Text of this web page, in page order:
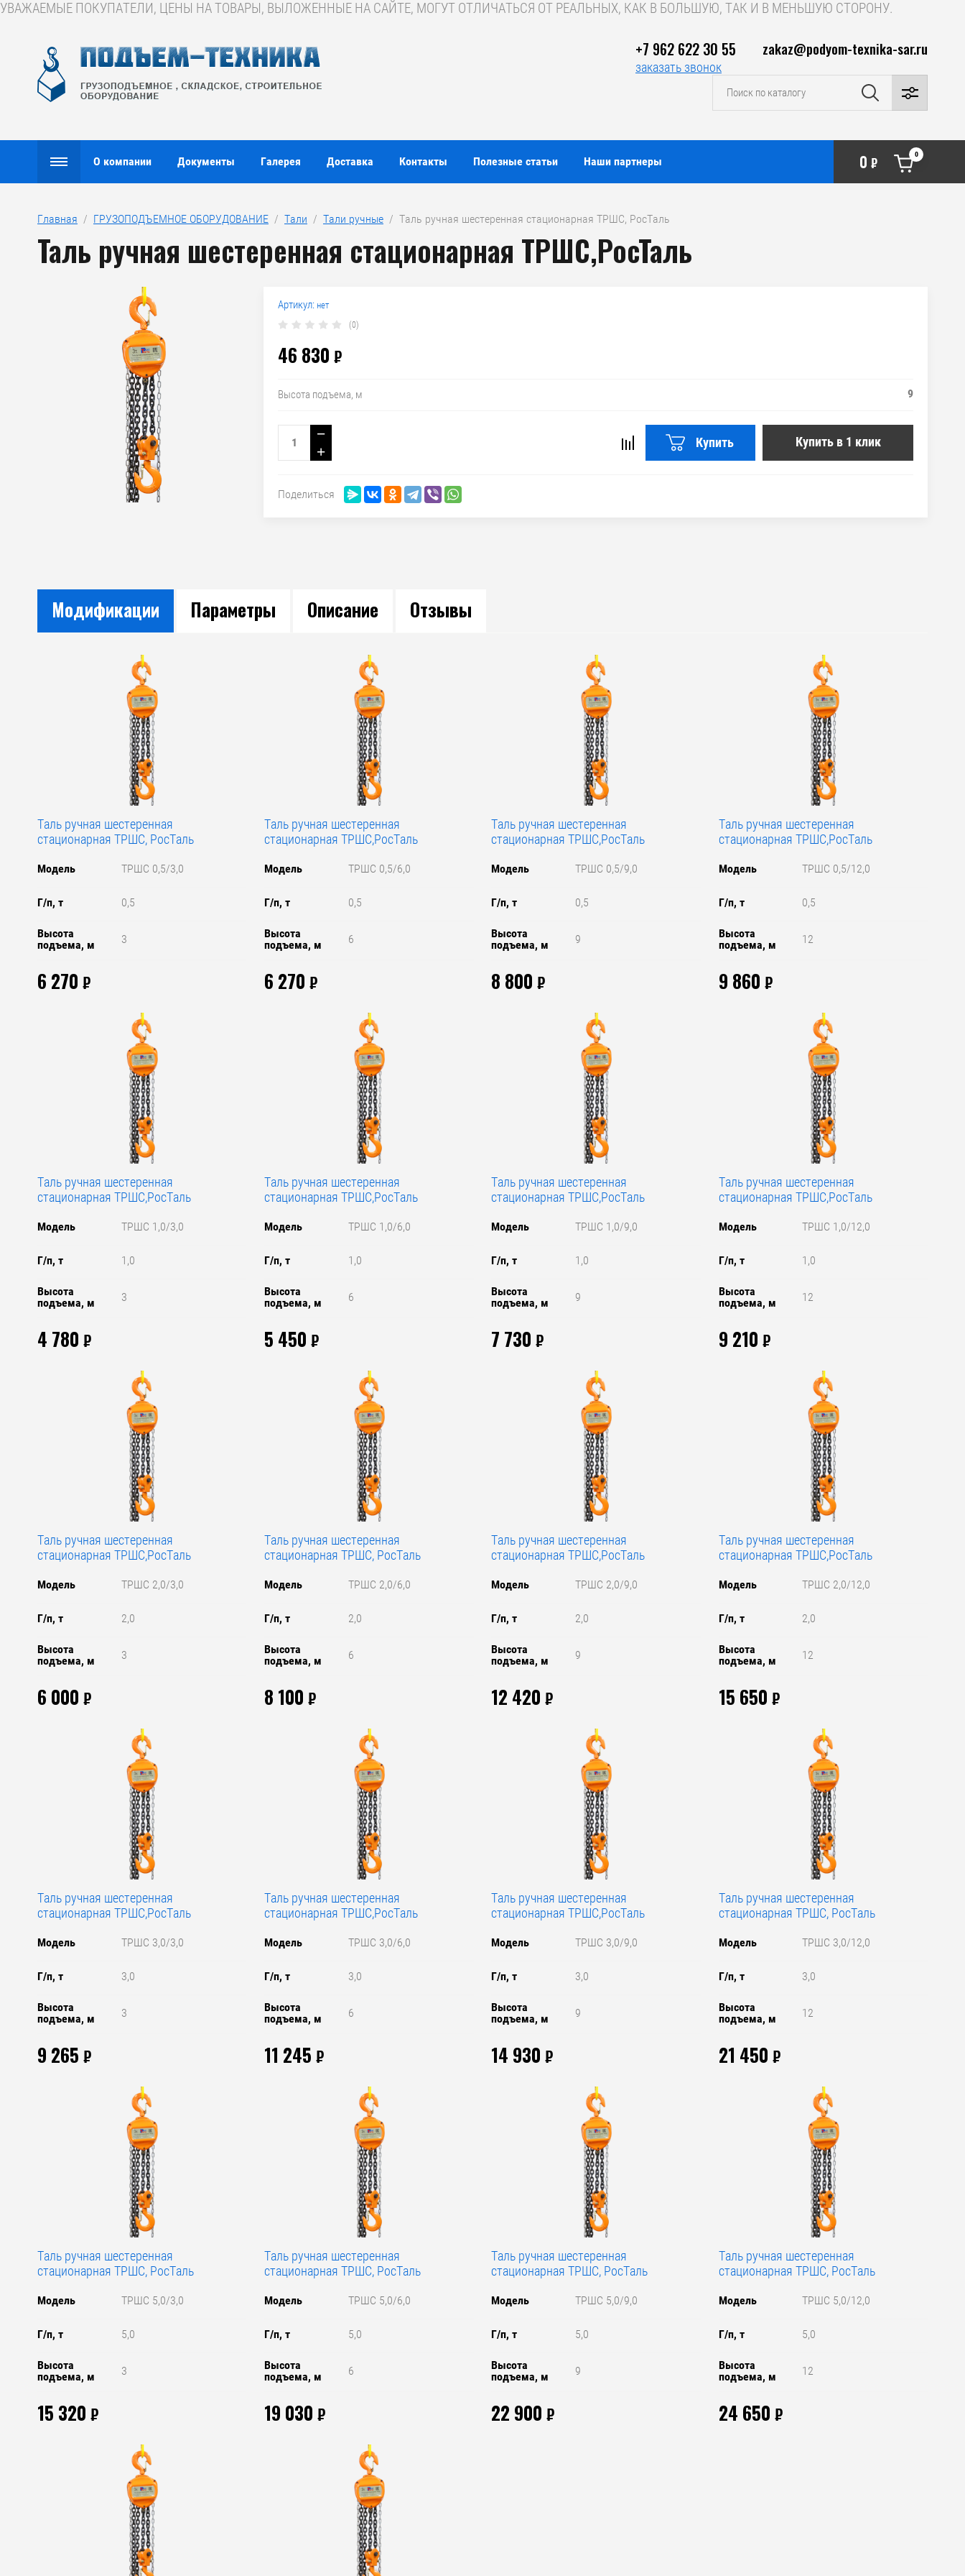
УВАЖАЕМЫЕ ПОКУПАТЕЛИ, ЦЕНЫ НА ТОВАРЫ, ВЫЛОЖЕННЫЕ НА САЙТЕ, МОГУТ ОТЛИЧАТЬСЯ ОТ РЕАЛЬНЫХ, КАК В БОЛЬШУЮ, ТАК И В МЕНЬШУЮ СТОРОНУ.
О компании Документы Галерея Доставка Контакты Полезные статьи Наши партнеры 0 ₽
0
+7 962 622 30 55
заказать звонок
zakaz@podyom-texnika-sar.ru
Главная
  /
ГРУЗОПОДЪЕМНОЕ ОБОРУДОВАНИЕ
  /
Тали
  /
Тали ручные
  /  Таль ручная шестеренная стационарная ТРШС, РосТаль
Таль ручная шестеренная стационарная ТРШС,РосТаль
Артикул: нет
(0)
46 830 ₽
Высота подъема, м 9
−
+
Купить Купить в 1 клик
Поделиться
Модификации Параметры Описание Отзывы
Таль ручная шестеренная
стационарная ТРШС, РосТаль
Модель ТРШС 0,5/3,0
Г/п, т 0,5
Высота
подъема, м
3
6 270 ₽
Таль ручная шестеренная
стационарная ТРШС,РосТаль
Модель ТРШС 0,5/6,0
Г/п, т 0,5
Высота
подъема, м
6
6 270 ₽
Таль ручная шестеренная
стационарная ТРШС,РосТаль
Модель ТРШС 0,5/9,0
Г/п, т 0,5
Высота
подъема, м
9
8 800 ₽
Таль ручная шестеренная
стационарная ТРШС,РосТаль
Модель ТРШС 0,5/12,0
Г/п, т 0,5
Высота
подъема, м
12
9 860 ₽
Таль ручная шестеренная
стационарная ТРШС,РосТаль
Модель ТРШС 1,0/3,0
Г/п, т 1,0
Высота
подъема, м
3
4 780 ₽
Таль ручная шестеренная
стационарная ТРШС,РосТаль
Модель ТРШС 1,0/6,0
Г/п, т 1,0
Высота
подъема, м
6
5 450 ₽
Таль ручная шестеренная
стационарная ТРШС,РосТаль
Модель ТРШС 1,0/9,0
Г/п, т 1,0
Высота
подъема, м
9
7 730 ₽
Таль ручная шестеренная
стационарная ТРШС,РосТаль
Модель ТРШС 1,0/12,0
Г/п, т 1,0
Высота
подъема, м
12
9 210 ₽
Таль ручная шестеренная
стационарная ТРШС,РосТаль
Модель ТРШС 2,0/3,0
Г/п, т 2,0
Высота
подъема, м
3
6 000 ₽
Таль ручная шестеренная
стационарная ТРШС, РосТаль
Модель ТРШС 2,0/6,0
Г/п, т 2,0
Высота
подъема, м
6
8 100 ₽
Таль ручная шестеренная
стационарная ТРШС,РосТаль
Модель ТРШС 2,0/9,0
Г/п, т 2,0
Высота
подъема, м
9
12 420 ₽
Таль ручная шестеренная
стационарная ТРШС,РосТаль
Модель ТРШС 2,0/12,0
Г/п, т 2,0
Высота
подъема, м
12
15 650 ₽
Таль ручная шестеренная
стационарная ТРШС,РосТаль
Модель ТРШС 3,0/3,0
Г/п, т 3,0
Высота
подъема, м
3
9 265 ₽
Таль ручная шестеренная
стационарная ТРШС,РосТаль
Модель ТРШС 3,0/6,0
Г/п, т 3,0
Высота
подъема, м
6
11 245 ₽
Таль ручная шестеренная
стационарная ТРШС,РосТаль
Модель ТРШС 3,0/9,0
Г/п, т 3,0
Высота
подъема, м
9
14 930 ₽
Таль ручная шестеренная
стационарная ТРШС, РосТаль
Модель ТРШС 3,0/12,0
Г/п, т 3,0
Высота
подъема, м
12
21 450 ₽
Таль ручная шестеренная
стационарная ТРШС, РосТаль
Модель ТРШС 5,0/3,0
Г/п, т 5,0
Высота
подъема, м
3
15 320 ₽
Таль ручная шестеренная
стационарная ТРШС, РосТаль
Модель ТРШС 5,0/6,0
Г/п, т 5,0
Высота
подъема, м
6
19 030 ₽
Таль ручная шестеренная
стационарная ТРШС, РосТаль
Модель ТРШС 5,0/9,0
Г/п, т 5,0
Высота
подъема, м
9
22 900 ₽
Таль ручная шестеренная
стационарная ТРШС, РосТаль
Модель ТРШС 5,0/12,0
Г/п, т 5,0
Высота
подъема, м
12
24 650 ₽